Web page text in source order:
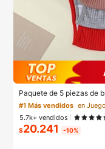
Paquete de 5 piezas de
r, de alta elasticidad,
tura baja, para uso diario
#1 Más vendidos
5.7k+ vendidos
$20.241 -10%